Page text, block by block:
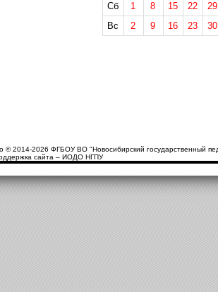
Сб
1 8 15 22
29
Вс
2 9 16 23 30
© 2014-2026 ФГБОУ ВО "Новосибирский государственный
сайта – ИОДО НГПУ